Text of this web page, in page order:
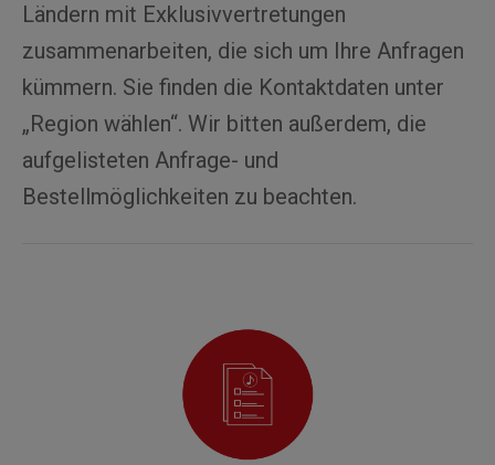
Ländern mit Exklusivvertretungen
zusammenarbeiten, die sich um Ihre Anfragen
kümmern. Sie finden die Kontaktdaten unter
„Region wählen“. Wir bitten außerdem, die
aufgelisteten Anfrage- und
Bestellmöglichkeiten zu beachten.